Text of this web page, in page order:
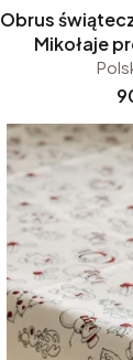
Obrus
Mikołaje